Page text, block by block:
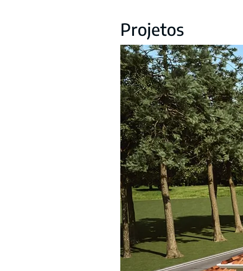
Projetos